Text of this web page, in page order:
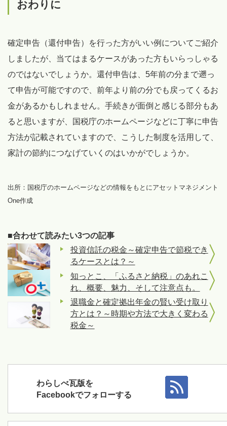
おわりに
確定申告（還付申告）を行った方がいい例についてご紹介
しましたが、当てはまるケースがあった方もいらっしゃる
のではないでしょうか。還付申告は、5年前の分まで遡っ
て申告が可能ですので、前年より前の分でも戻ってくるお
金があるかもしれません。手続きが面倒と感じる部分もあ
ると思いますが、国税庁のホームページなどに丁寧に申告
方法が記載されていますので、こうした制度を活用して、
家計の節約につなげていくのはいかがでしょうか。
出所：国税庁のホームページなどの情報をもとにアセットマネジメント
One作成
■合わせて読みたい3つの記事
投資信託の税金～確定申告で節税でき
るケースとは？～
知っとこ、「ふるさと納税」のあれこ
れ、概要、魅力、そして注意点も。
退職金と確定拠出年金の賢い受け取り
方とは？～時期や方法で大きく変わる
税金～
わらしべ瓦版を
Facebookでフォローする